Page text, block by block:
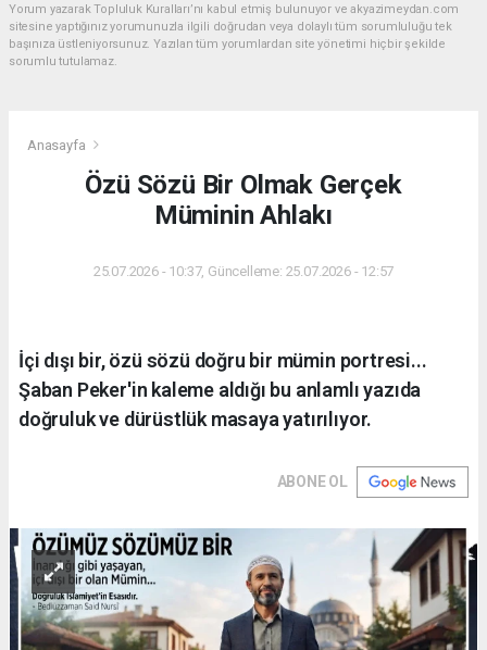
Yorum yazarak Topluluk Kuralları’nı kabul etmiş bulunuyor ve akyazimeydan.com
sitesine yaptığınız yorumunuzla ilgili doğrudan veya dolaylı tüm sorumluluğu tek
başınıza üstleniyorsunuz. Yazılan tüm yorumlardan site yönetimi hiçbir şekilde
sorumlu tutulamaz.
Anasayfa
Özü Sözü Bir Olmak Gerçek
Müminin Ahlakı
25.07.2026 - 10:37, Güncelleme: 25.07.2026 - 12:57
İçi dışı bir, özü sözü doğru bir mümin portresi...
Şaban Peker'in kaleme aldığı bu anlamlı yazıda
doğruluk ve dürüstlük masaya yatırılıyor.
ABONE OL